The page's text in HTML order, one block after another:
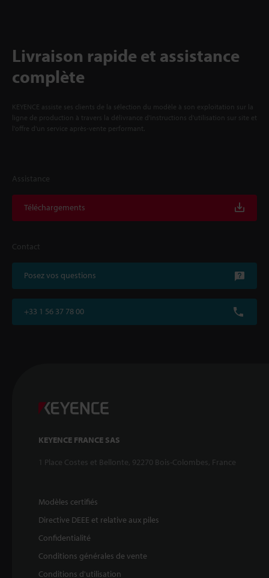
Livraison rapide et assistance
complète
KEYENCE assiste ses clients de la sélection du modèle à son exploitation sur la
ligne de production à travers la délivrance d'instructions d'utilisation sur site et
l'offre d'un service après-vente performant.
Assistance
Téléchargements
Contact
Posez vos questions
+33 1 56 37 78 00
KEYENCE FRANCE SAS
1 Place Costes et Bellonte, 92270 Bois-Colombes, France
Modèles certifiés
Directive DEEE et relative aux piles
Confidentialité
Conditions générales de vente
Conditions d'utilisation